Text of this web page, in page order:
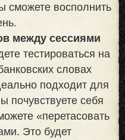
сможете восполнить
между сессиями
тестироваться на
словах
подходит для
почувствуете себя
«перетасовать
Это будет